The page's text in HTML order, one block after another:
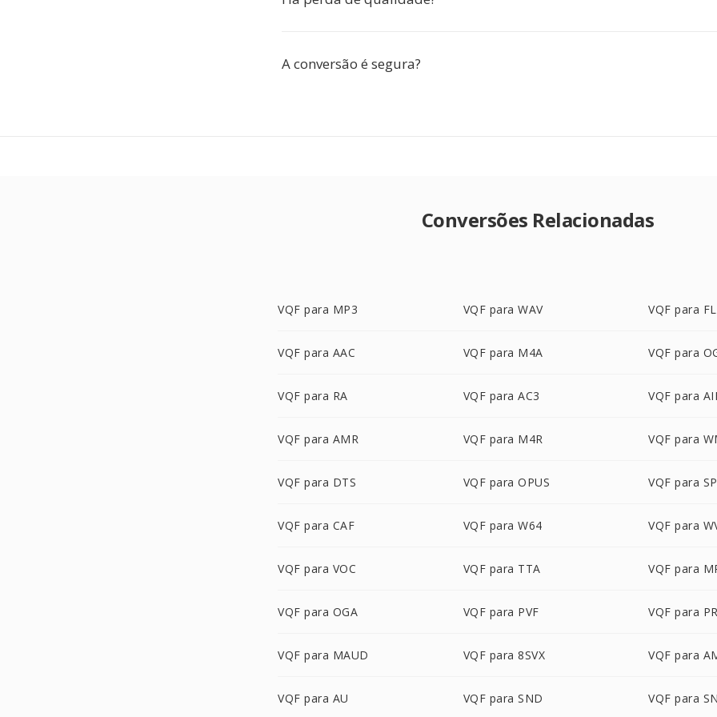
A conversão é segura?
Conversões Relacionadas
VQF para MP3 VQF para WAV VQF para
VQF para AAC VQF para M4A VQF para
VQF para RA VQF para AC3 VQF para
VQF para AMR VQF para M4R VQF para
VQF para DTS VQF para OPUS VQF para
VQF para CAF VQF para W64 VQF para
VQF para VOC VQF para TTA VQF para
VQF para OGA VQF para PVF VQF para
VQF para MAUD VQF para 8SVX VQF para
VQF para AU VQF para SND VQF para